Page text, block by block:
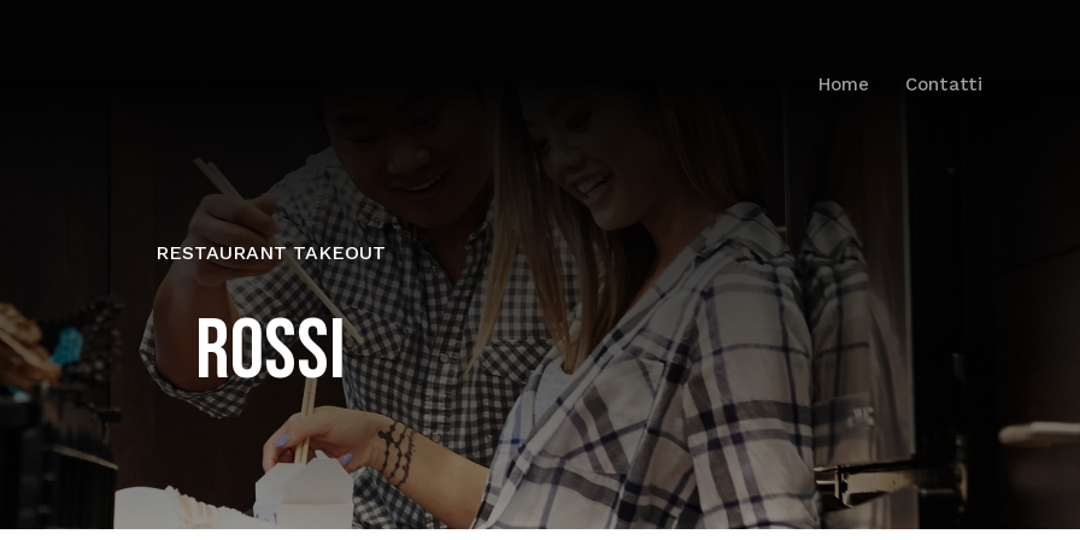
Home Contatti
RESTAURANT TAKEOUT
ROSSI